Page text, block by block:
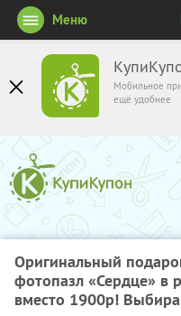
Мобильное
ещё удобнее
Меню
Оригинальный
фотопазл «Сердце» в
вместо 1900р!